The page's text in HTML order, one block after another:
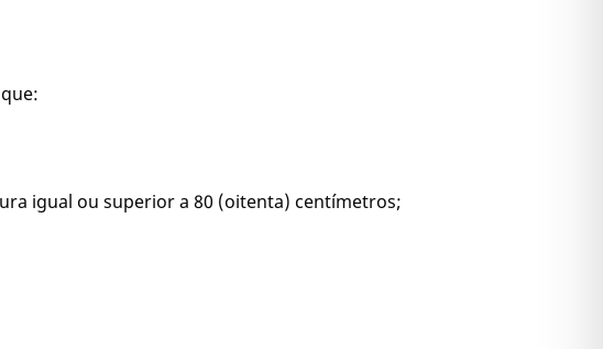
igual ou superior a 80 (oitenta) centímetros;